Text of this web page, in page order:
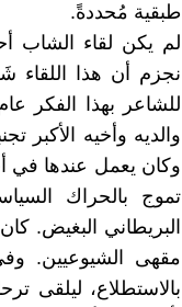
طبقية مُحددةً.
لم يكن لقاء الشاب
نجزم أن هذا اللقاء
والديه وأخيه الأكبر
وكان يعمل عندها في
تموج بالحراك
البريطاني البغيض.
مقهى الشيوعيين.
بالاستطلاع، ليلقى